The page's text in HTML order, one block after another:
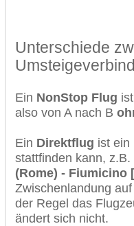
Unterschiede
Ein NonStop Flug
also von A nach B
Ein Direktflug ist ein
stattfinden kann, z.B.
(Rome) - Fiumicino
Zwischenlandung
der Regel das
ändert sich nicht.